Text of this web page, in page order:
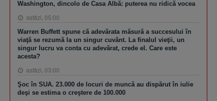
Washington, dincolo de Casa Albă: puterea nu ridică vocea
astăzi, 05:00
Warren Buffett spune că adevărata măsură a succesului în
viaţă se rezumă la un singur cuvânt. La finalul vieţii, un
singur lucru va conta cu adevărat, crede el. Care este
acesta?
astăzi, 03:00
Şoc în SUA. 23.000 de locuri de muncă au dispărut în iulie
deşi se estima o creştere de 100.000